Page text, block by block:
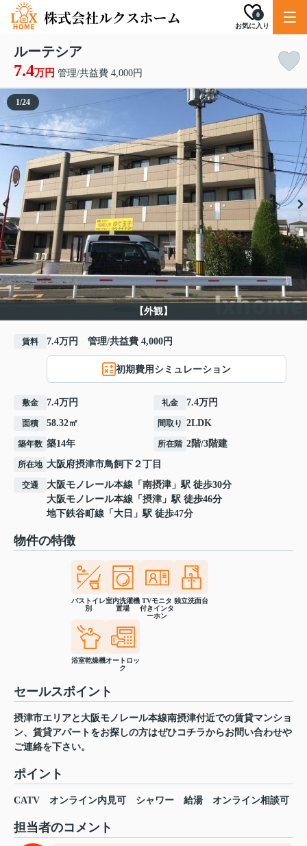
お気に入り
0
ルーテシア
7.4万円 管理/共益費 4,000円
【外観】
1/24
賃料 7.4万円 管理/共益費 4,000円
初期費用シミュレーション
敷金 7.4万円 礼金 7.4万円
面積 58.32㎡ 間取り 2LDK
築年数 築14年 所在階 2階/3階建
所在地 大阪府摂津市鳥飼下 ２丁目
交通 大阪モノレール本線 「 南摂津 」駅 徒歩30分
大阪モノレール本線 「 摂津 」駅 徒歩46分
地下鉄谷町線 「 大日 」駅 徒歩47分
物件の特徴
バストイレ
別
室内洗濯機
置場
TVモニタ
付きインタ
ーホン
独立洗面台
浴室乾燥機オートロッ
ク
セールスポイント
摂津市エリアと大阪モノレール本線南摂津付近での賃貸マンショ
ン、賃貸アパートをお探しの方はぜひコチラからお問い合わせや
ご連絡を下さい。
ポイント
CATV オンライン内見可 シャワー 給湯 オンライン相談可
担当者のコメント